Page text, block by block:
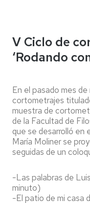
V Ciclo de
‘Rodando
En el pasado mes
cortometrajes
muestra de
de la Facultad de
que se desarrolló en
María Moliner se
seguidas de un
-Las palabras de
minuto)
-El patio de mi casa